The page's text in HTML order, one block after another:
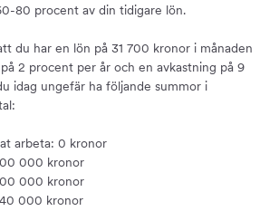
80 procent av din tidigare lön.
du har en lön på 31 700 kronor i månaden
2 procent per år och en avkastning på 9
idag ungefär ha följande summor i
arbeta: 0 kronor
000 kronor
000 kronor
000 kronor